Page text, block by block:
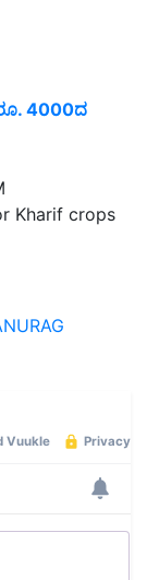
4000ದ
Kharif crops